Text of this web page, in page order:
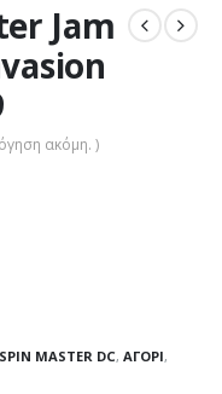
Jam
ακόμη. )
SPIN MASTER DC, ΑΓΌΡΙ,